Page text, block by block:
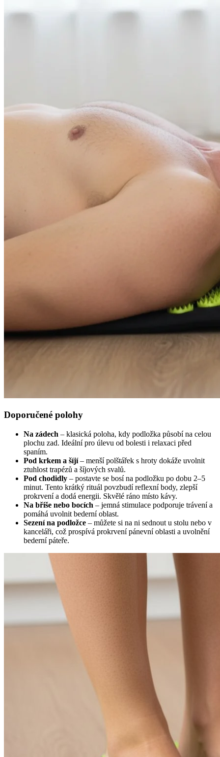
Doporučené polohy
Na zádech – klasická poloha, kdy podložka působí na celou
plochu zad. Ideální pro úlevu od bolesti i relaxaci před
spaním.
Pod krkem a šíjí– menší polštářek s hroty dokáže uvolnit
ztuhlost trapézů a šíjových svalů.
Pod chodidly – postavte se bosí na podložku po dobu 2–5
minut. Tento krátký rituál povzbudí reflexní body, zlepší
prokrvení a dodá energii. Skvělé ráno místo kávy.
Na břiše nebo bocích – jemná stimulace podporuje trávení a
pomáhá uvolnit bederní oblast.
Sezení na podložce – můžete si na ni sednout u stolu nebo v
kanceláři, což prospívá prokrvení pánevní oblasti a uvolnění
bederní páteře.